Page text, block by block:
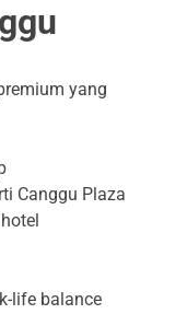
yang
Canggu Plaza
life balance